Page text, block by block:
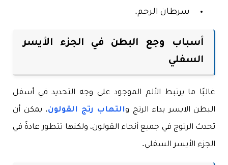
سرطان الرحم.
أسباب وجع البطن في الجزء الأيسر
السفلي
غالبًا ما يرتبط الألم الموجود على وجه التحديد في أسفل
البطن الايسر بداء الرتج والتهاب رتج القولون. يمكن أن
تحدث الرتوج في جميع أنحاء القولون، ولكنها تتطور عادةً في
الجزء الأيسر السفلي.